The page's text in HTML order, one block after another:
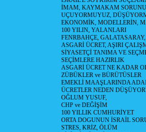
İMAM, KAYMAKAM SORUNU
UÇUYORMUYUZ,
EKONOMİK, MODELLERİN,
100 YILIN, YALANLARI
FENRBAHÇE,
ASGARİ ÜCRET, AŞIRI
SİYASETÇİ TANIMA VE
SEÇİMLERE HAZIRLIK
ASGARİ ÜCRET NE KADAR
ZÜBÜKLER ve BÜRÜTÜSLER
EMEKLİ MAAŞLARINDA
ÜCRETLER NEDEN
OĞLUM YUSUF,
CHP ve DEĞİŞİM
100 YILLIK CUMHURİYET
ORTA DOGUNUN İSRAİL
STRES, KRİZ, ÖLÜM